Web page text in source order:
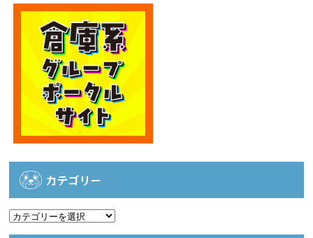
カテゴリー
カ